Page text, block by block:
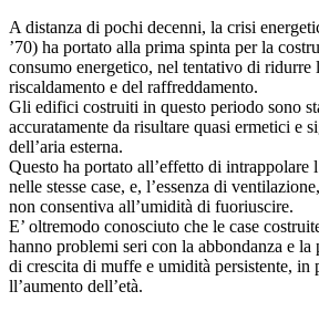
A distanza di pochi decenni, la crisi
’70) ha portato alla prima spinta per la
consumo energetico, nel tentativo di ridurre
riscaldamento e del raffreddamento.
Gli edifici costruiti in questo periodo sono
accuratamente da risultare quasi ermetici e
dell’aria esterna.
Questo ha portato all’effetto di intrappolare
nelle stesse case, e, l’essenza di
non consentiva all’umidità di fuoriuscire.
E’ oltremodo conosciuto che le case
hanno problemi seri con la abbondanza e la
di crescita di muffe e umidità persistente, in
ll’aumento dell’età.